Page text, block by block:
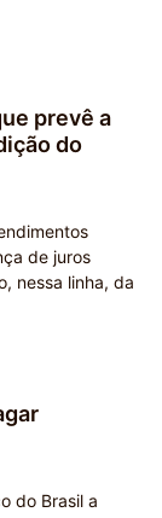
prevê a
do
de juros
nessa linha, da
do Brasil a